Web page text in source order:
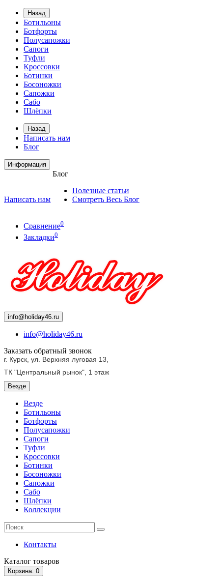
Назад
Ботильоны
Ботфорты
Полусапожки
Сапоги
Туфли
Кроссовки
Ботинки
Босоножки
Сапожки
Сабо
Шлёпки
Назад
Написать нам
Блог
Информация
Написать нам
Блог
Полезные статьи
Смотреть Весь Блог
Сравнение0
Закладки0
info@holiday46.ru
info@holiday46.ru
Заказать обратный звонок
г. Курск, ул. Верхняя луговая 13,
ТК "Центральный рынок", 1 этаж
Везде
Везде
Ботильоны
Ботфорты
Полусапожки
Сапоги
Туфли
Кроссовки
Ботинки
Босоножки
Сапожки
Сабо
Шлёпки
Коллекции
Контакты
Каталог товаров
Корзина: 0